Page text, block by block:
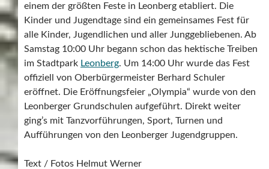
einem der größten Feste in Leonberg etabliert. Die
Kinder und Jugendtage sind ein gemeinsames Fest für
alle Kinder, Jugendlichen und aller Junggebliebenen. Ab
Samstag 10:00 Uhr begann schon das hektische Treiben
im Stadtpark Leonberg. Um 14:00 Uhr wurde das Fest
offiziell von Oberbürgermeister Berhard Schuler
eröffnet. Die Eröffnungsfeier „Olympia“ wurde von den
Leonberger Grundschulen aufgeführt. Direkt weiter
ging’s mit Tanzvorführungen, Sport, Turnen und
Aufführungen von den Leonberger Jugendgruppen.
Text / Fotos Helmut Werner